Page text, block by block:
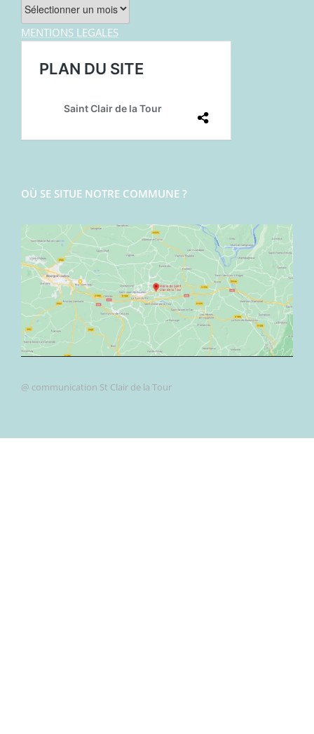
MENTIONS LEGALES
OÙ SE SITUE NOTRE COMMUNE ?
@ communication St Clair de la Tour